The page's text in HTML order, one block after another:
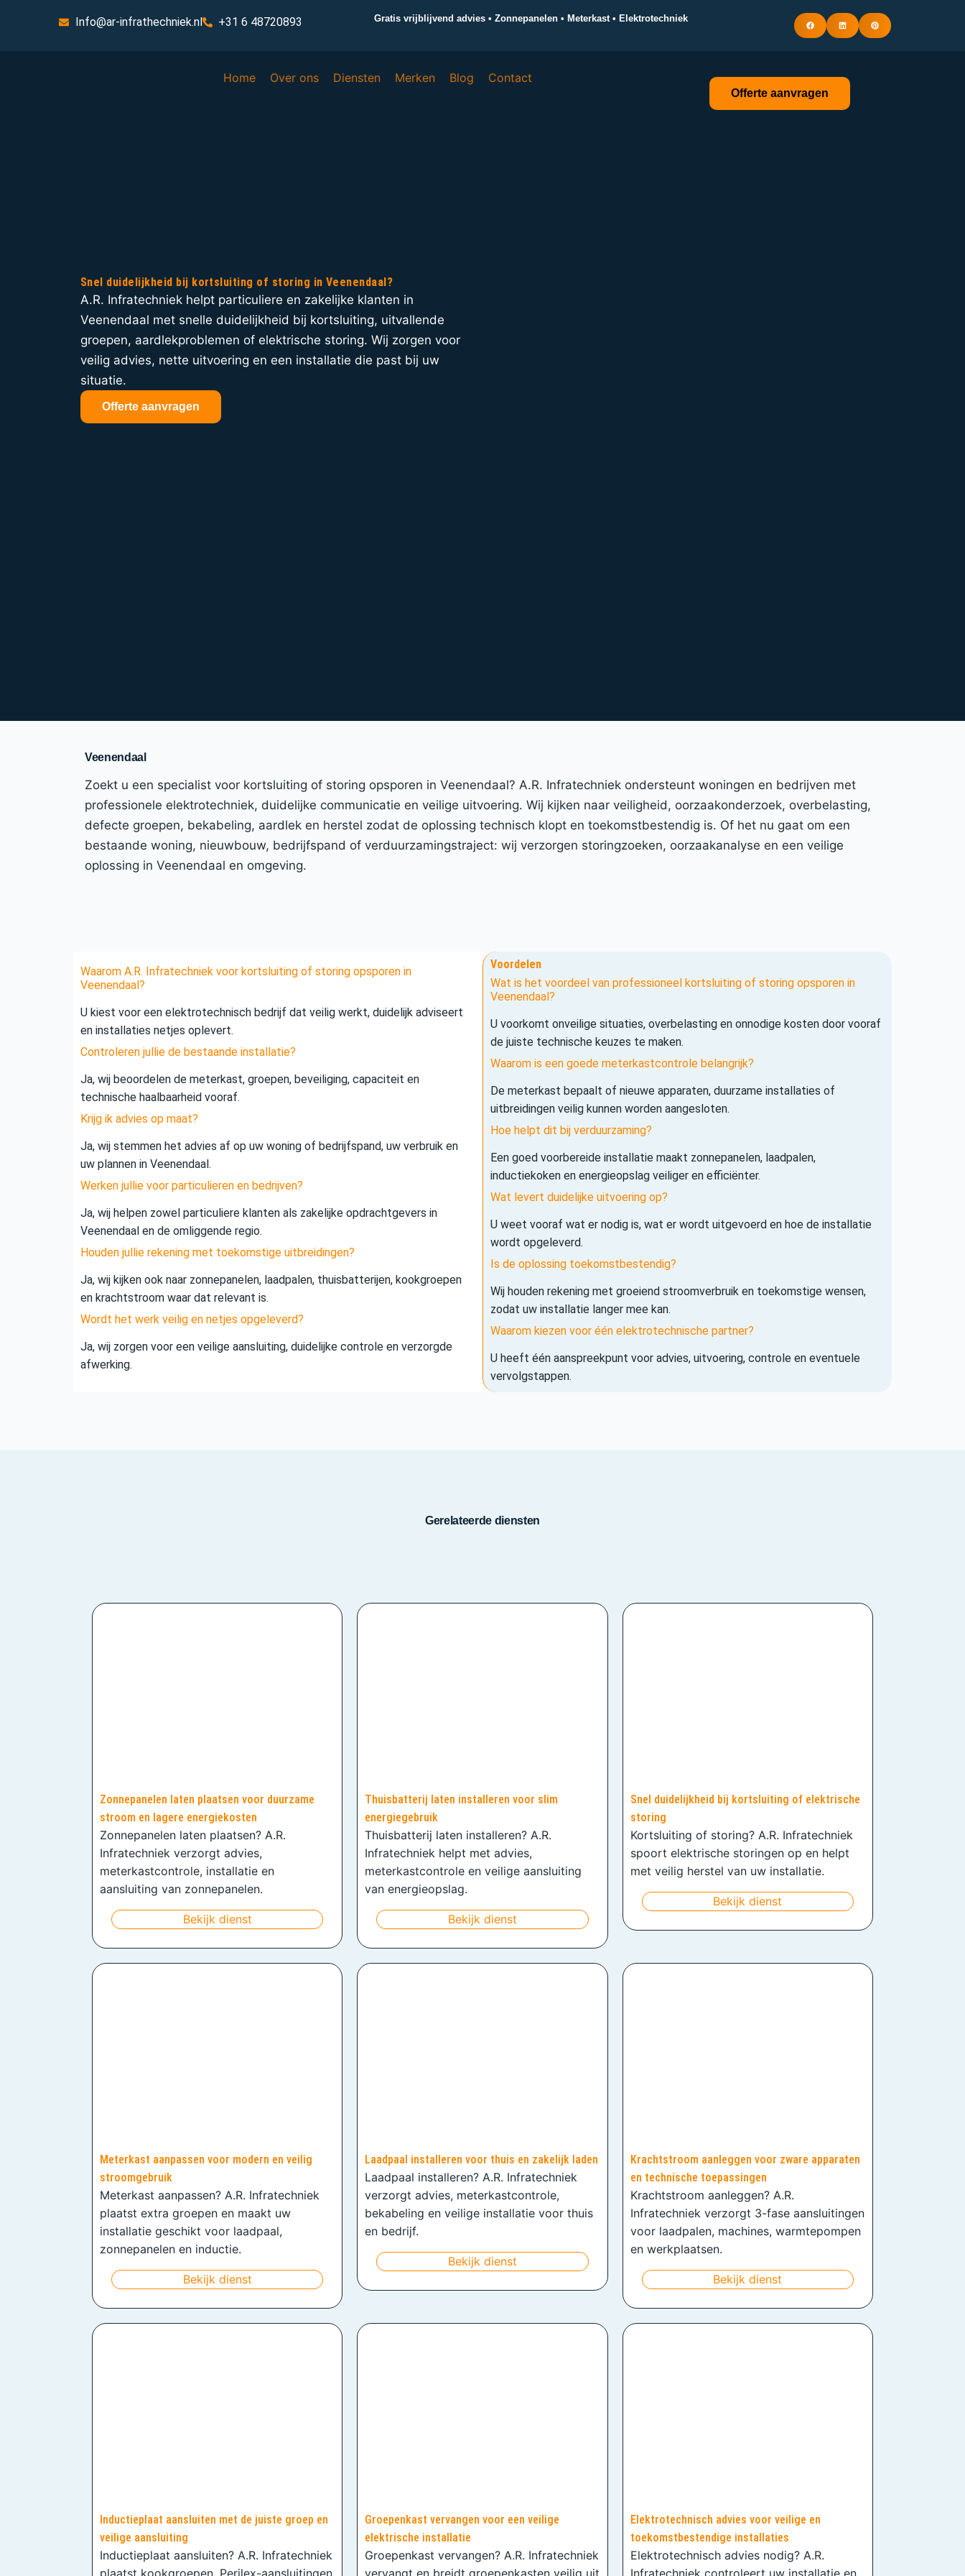
Info@ar-infrathechniek.nl +31 6 48720893 Gratis vrijblijvend advies • Zonnepanelen • Meterkast • Elektrotechniek
Home Over ons Diensten Merken Blog Contact
Offerte aanvragen
Snel duidelijkheid bij kortsluiting of storing in Veenendaal?
A.R. Infratechniek helpt particuliere en zakelijke klanten in
Veenendaal met snelle duidelijkheid bij kortsluiting, uitvallende
groepen, aardlekproblemen of elektrische storing. Wij zorgen voor
veilig advies, nette uitvoering en een installatie die past bij uw
situatie.
Offerte aanvragen
Veenendaal
Zoekt u een specialist voor kortsluiting of storing opsporen in Veenendaal? A.R. Infratechniek ondersteunt woningen en bedrijven met
professionele elektrotechniek, duidelijke communicatie en veilige uitvoering. Wij kijken naar veiligheid, oorzaakonderzoek, overbelasting,
defecte groepen, bekabeling, aardlek en herstel zodat de oplossing technisch klopt en toekomstbestendig is. Of het nu gaat om een
bestaande woning, nieuwbouw, bedrijfspand of verduurzamingstraject: wij verzorgen storingzoeken, oorzaakanalyse en een veilige
oplossing in Veenendaal en omgeving.
Waarom A.R. Infratechniek voor kortsluiting of storing opsporen in
Veenendaal?
U kiest voor een elektrotechnisch bedrijf dat veilig werkt, duidelijk adviseert
en installaties netjes oplevert.
Controleren jullie de bestaande installatie?
Ja, wij beoordelen de meterkast, groepen, beveiliging, capaciteit en
technische haalbaarheid vooraf.
Krijg ik advies op maat?
Ja, wij stemmen het advies af op uw woning of bedrijfspand, uw verbruik en
uw plannen in Veenendaal.
Werken jullie voor particulieren en bedrijven?
Ja, wij helpen zowel particuliere klanten als zakelijke opdrachtgevers in
Veenendaal en de omliggende regio.
Houden jullie rekening met toekomstige uitbreidingen?
Ja, wij kijken ook naar zonnepanelen, laadpalen, thuisbatterijen, kookgroepen
en krachtstroom waar dat relevant is.
Wordt het werk veilig en netjes opgeleverd?
Ja, wij zorgen voor een veilige aansluiting, duidelijke controle en verzorgde
afwerking.
Voordelen
Wat is het voordeel van professioneel kortsluiting of storing opsporen in
Veenendaal?
U voorkomt onveilige situaties, overbelasting en onnodige kosten door vooraf
de juiste technische keuzes te maken.
Waarom is een goede meterkastcontrole belangrijk?
De meterkast bepaalt of nieuwe apparaten, duurzame installaties of
uitbreidingen veilig kunnen worden aangesloten.
Hoe helpt dit bij verduurzaming?
Een goed voorbereide installatie maakt zonnepanelen, laadpalen,
inductiekoken en energieopslag veiliger en efficiënter.
Wat levert duidelijke uitvoering op?
U weet vooraf wat er nodig is, wat er wordt uitgevoerd en hoe de installatie
wordt opgeleverd.
Is de oplossing toekomstbestendig?
Wij houden rekening met groeiend stroomverbruik en toekomstige wensen,
zodat uw installatie langer mee kan.
Waarom kiezen voor één elektrotechnische partner?
U heeft één aanspreekpunt voor advies, uitvoering, controle en eventuele
vervolgstappen.
Gerelateerde diensten
Zonnepanelen laten plaatsen voor duurzame
stroom en lagere energiekosten
Zonnepanelen laten plaatsen? A.R.
Infratechniek verzorgt advies,
meterkastcontrole, installatie en
aansluiting van zonnepanelen.
Bekijk dienst
Thuisbatterij laten installeren voor slim
energiegebruik
Thuisbatterij laten installeren? A.R.
Infratechniek helpt met advies,
meterkastcontrole en veilige aansluiting
van energieopslag.
Bekijk dienst
Snel duidelijkheid bij kortsluiting of elektrische
storing
Kortsluiting of storing? A.R. Infratechniek
spoort elektrische storingen op en helpt
met veilig herstel van uw installatie.
Bekijk dienst
Meterkast aanpassen voor modern en veilig
stroomgebruik
Meterkast aanpassen? A.R. Infratechniek
plaatst extra groepen en maakt uw
installatie geschikt voor laadpaal,
zonnepanelen en inductie.
Bekijk dienst
Laadpaal installeren voor thuis en zakelijk laden
Laadpaal installeren? A.R. Infratechniek
verzorgt advies, meterkastcontrole,
bekabeling en veilige installatie voor thuis
en bedrijf.
Bekijk dienst
Krachtstroom aanleggen voor zware apparaten
en technische toepassingen
Krachtstroom aanleggen? A.R.
Infratechniek verzorgt 3-fase aansluitingen
voor laadpalen, machines, warmtepompen
en werkplaatsen.
Bekijk dienst
Inductieplaat aansluiten met de juiste groep en
veilige aansluiting
Inductieplaat aansluiten? A.R. Infratechniek
Groepenkast vervangen voor een veilige
elektrische installatie
Groepenkast vervangen? A.R. Infratechniek
Elektrotechnisch advies voor veilige en
toekomstbestendige installaties
Elektrotechnisch advies nodig? A.R.